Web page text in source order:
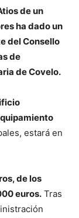
de un
ha dado un
del Consello
de
de Covelo.
estará en
de los
euros. Tras